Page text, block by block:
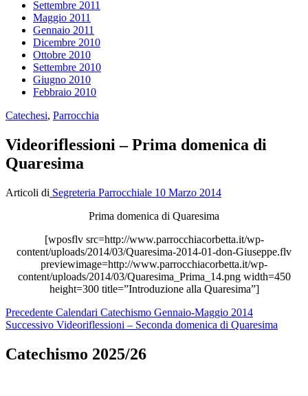
Settembre 2011
Maggio 2011
Gennaio 2011
Dicembre 2010
Ottobre 2010
Settembre 2010
Giugno 2010
Febbraio 2010
Catechesi, Parrocchia
Videoriflessioni – Prima domenica di
Quaresima
Articoli di Segreteria Parrocchiale 10 Marzo 2014
Prima domenica di Quaresima
[wposflv src=http://www.parrocchiacorbetta.it/wp-
content/uploads/2014/03/Quaresima-2014-01-don-Giuseppe.flv
previewimage=http://www.parrocchiacorbetta.it/wp-
content/uploads/2014/03/Quaresima_Prima_14.png width=450
height=300 title=”Introduzione alla Quaresima”]
Navigazione
articoli
Precedente Articolo
precedente:
Calendari Catechismo Gennaio-Maggio 2014
Successivo Articolo
Videoriflessioni – Seconda domenica di Quaresima
Catechismo 2025/26